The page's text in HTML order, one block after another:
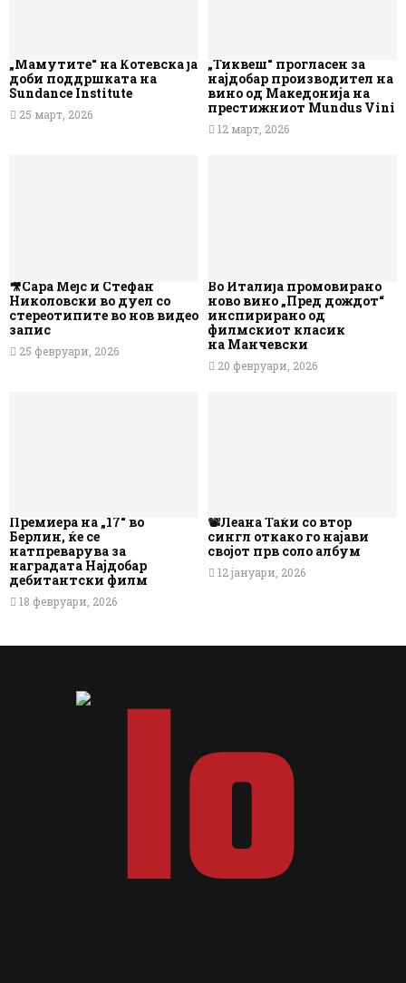
„Мамутите“ на Котевска ја
доби поддршката на
Sundance Institute
25 март, 2026
„Тиквеш“ прогласен за
најдобар производител на
вино од Македонија на
престижниот Mundus Vini
12 март, 2026
🎥Сара Мејс и Стефан
Николовски во дуел со
стереотипите во нов видео
запис
25 февруари, 2026
Во Италија промовирано
ново вино „Пред дождот“
инспирирано од
филмскиот класик
на Манчевски
20 февруари, 2026
Премиера на „17“ во
Берлин, ќе се
натпреварува за
наградата Најдобар
дебитантски филм
18 февруари, 2026
📽️Леана Таќи со втор
сингл откако го најави
својот прв соло албум
12 јануари, 2026